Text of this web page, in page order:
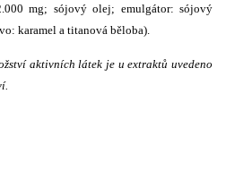
mg; sójový olej; emulgátor: sójový
karamel a titanová běloba).
aktivních látek je u extraktů uvedeno